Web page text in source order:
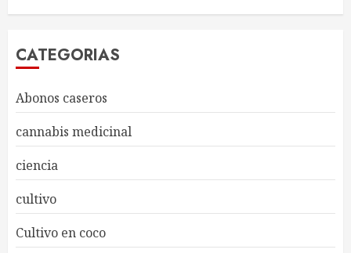
CATEGORIAS
Abonos caseros
cannabis medicinal
ciencia
cultivo
Cultivo en coco